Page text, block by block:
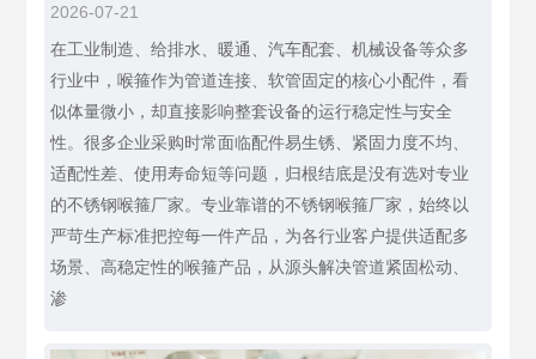
2026-07-21
在工业制造、给排水、暖通、汽车配套、机械设备等众多
行业中，喉箍作为管道连接、软管固定的核心小配件，看
似体量微小，却直接影响整套设备的运行稳定性与安全
性。很多企业采购时常面临配件易生锈、紧固力度不均、
适配性差、使用寿命短等问题，归根结底是没有选对专业
的不锈钢喉箍厂家。专业靠谱的不锈钢喉箍厂家，始终以
严苛生产标准把控每一件产品，为各行业客户提供适配多
场景、高稳定性的喉箍产品，从源头解决管道紧固松动、
渗